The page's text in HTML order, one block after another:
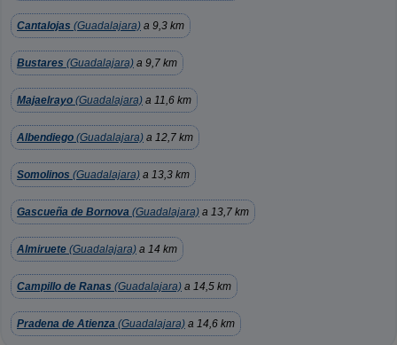
Cantalojas (Guadalajara) a 9,3 km
Bustares (Guadalajara) a 9,7 km
Majaelrayo (Guadalajara) a 11,6 km
Albendiego (Guadalajara) a 12,7 km
Somolinos (Guadalajara) a 13,3 km
Gascueña de Bornova (Guadalajara) a 13,7 km
Almiruete (Guadalajara) a 14 km
Campillo de Ranas (Guadalajara) a 14,5 km
Pradena de Atienza (Guadalajara) a 14,6 km